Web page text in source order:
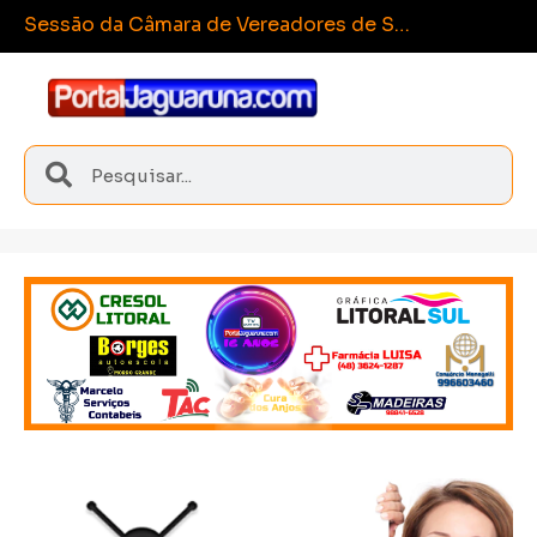
Esporte e integraç Sangão conquista medalhas inéditas nos Joguinhos Abertos de Santa Catarina